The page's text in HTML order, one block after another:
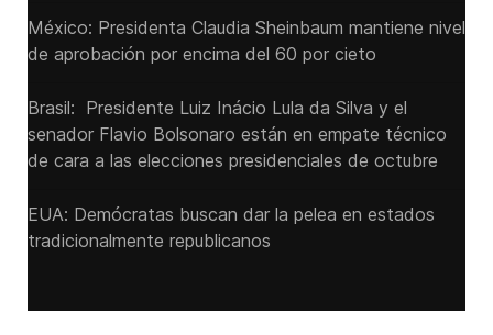
México: Presidenta Claudia Sheinbaum mantiene nivel
de aprobación por encima del 60 por cieto
Brasil: Presidente Luiz Inácio Lula da Silva y el
senador Flavio ‌Bolsonaro están en empate técnico
de cara a las ‌elecciones presidenciales de octubre
EUA: Demócratas buscan dar la pelea en estados
tradicionalmente republicanos